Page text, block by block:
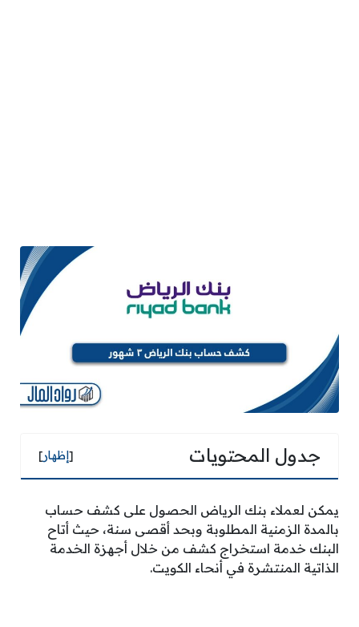
جدول المحتويات [إظهار]
يمكن لعملاء بنك الرياض الحصول على كشف حساب
بالمدة الزمنية المطلوبة وبحد أقصى سنة، حيث أتاح
البنك خدمة استخراج كشف من خلال أجهزة الخدمة
الذاتية المنتشرة في أنحاء الكويت.